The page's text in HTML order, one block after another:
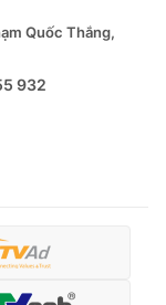
Quốc Thắng,
932